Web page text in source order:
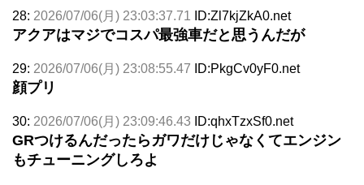
28: 2026/07/06(月) 23:03:37.71 ID:Zl7kjZkA0.net
アクアはマジでコスパ最強車だと思うんだが
29: 2026/07/06(月) 23:08:55.47 ID:PkgCv0yF0.net
顔プリ
30: 2026/07/06(月) 23:09:46.43 ID:qhxTzxSf0.net
GRつけるんだったらガワだけじゃなくてエンジン
もチューニングしろよ